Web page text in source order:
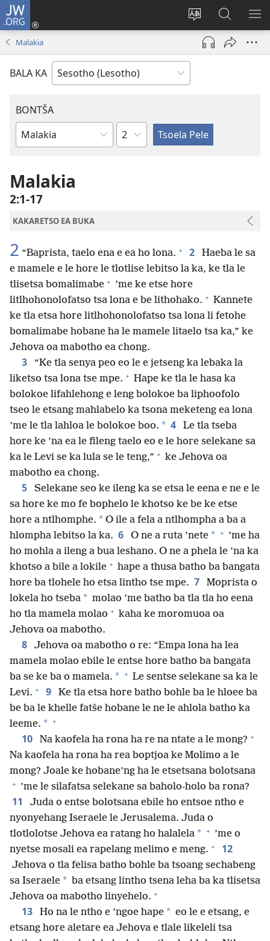
JW.ORG
Fetola
puo
Kena
(opens
window)
Batla
JW.ORG/
Malakia
BALA KA
BONTŠA
Buka
Bibele
KHaolo
Malakia
2:1-17
KAKARETSO EA BUKA
2 “Baprista, taelo ena e ea ho lona. + 2
Haeba le sa
e mamele e le hore le tlotlise lebitso la ka, ke tla le
tlisetsa bomalimabe + ’me ke etse hore
litlhohonolofatso tsa lona e be lithohako. + Kannete
ke tla etsa hore litlhohonolofatso tsa lona li fetohe
bomalimabe hobane ha le mamele litaelo tsa ka,” ke
Jehova oa mabotho ea chong.
3
“Ke tla senya peo eo le e jetseng ka lebaka la
liketso tsa lona tse mpe. + Hape ke tla le hasa ka
bolokoe lifahlehong e leng bolokoe ba liphoofolo
tseo le etsang mahlabelo ka tsona meketeng ea lona
’me le tla lahloa le bolokoe boo. * 4
Le tla tseba
hore ke ’na ea le fileng taelo eo e le hore selekane sa
ka le Levi se ka lula se le teng,” + ke Jehova oa
mabotho ea chong.
5
Selekane seo ke ileng ka se etsa le eena e ne e le
sa hore ke mo fe bophelo le khotso ke be ke etse
hore a ntlhomphe. * O ile a fela a ntlhompha a ba a
hlompha lebitso la ka. 6 O ne a ruta ’nete * + ’me ha
ho mohla a ileng a bua leshano. O ne a phela le ’na ka
khotso a bile a lokile + hape a thusa batho ba bangata
hore ba tlohele ho etsa lintho tse mpe. 7
Moprista o
lokela ho tseba * molao ’me batho ba tla tla ho eena
ho tla mamela molao + kaha ke moromuoa oa
Jehova oa mabotho.
8
Jehova oa mabotho o re: “Empa lona ha lea
mamela molao ebile le entse hore batho ba bangata
ba se ke ba o mamela. * + Le sentse selekane sa ka le
Levi. + 9
Ke tla etsa hore batho bohle ba le hloee ba
be ba le khelle fatše hobane le ne le ahlola batho ka
leeme. * +
10 Na kaofela ha rona ha re na ntate a le mong? +
Na kaofela ha rona ha rea boptjoa ke Molimo a le
mong? Joale ke hobane’ng ha le etsetsana bolotsana
+ ’me le silafatsa selekane sa baholo-holo ba rona?
11
Juda o entse bolotsana ebile ho entsoe ntho e
nyonyehang Iseraele le Jerusalema. Juda o
tlotlolotse Jehova ea ratang ho halalela * + ’me o
nyetse mosali ea rapelang melimo e meng. + 12
Jehova o tla felisa batho bohle ba tsoang sechabeng
sa Iseraele * ba etsang lintho tsena leha ba ka tlisetsa
Jehova oa mabotho linyehelo. +
13 Ho na le ntho e ’ngoe hape * eo le e etsang, e
etsang hore aletare ea Jehova e tlale likeleli tsa